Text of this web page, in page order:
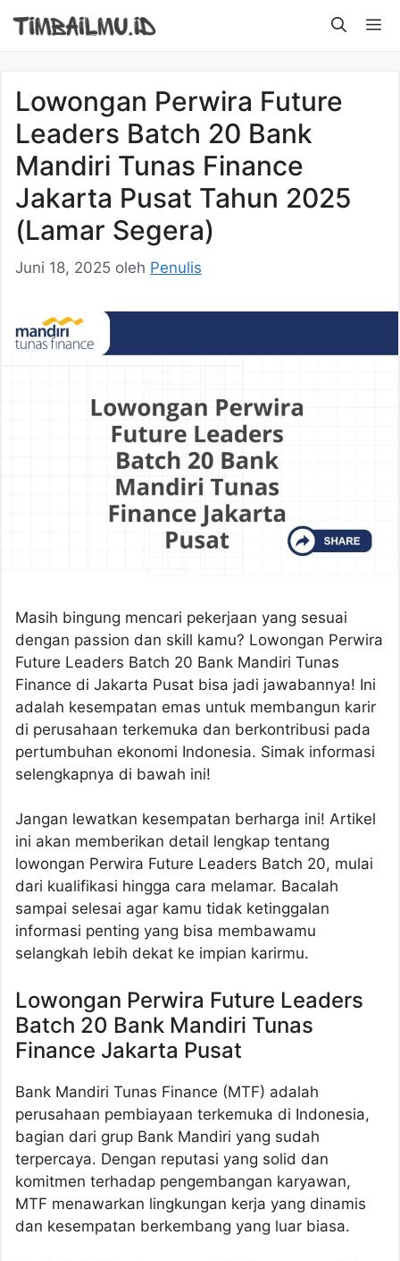
Lowongan Perwira Future
Leaders Batch 20 Bank
Mandiri Tunas Finance
Jakarta Pusat Tahun 2025
(Lamar Segera)
Juni 18, 2025 oleh Penulis
Masih bingung mencari pekerjaan yang sesuai
dengan passion dan skill kamu? Lowongan Perwira
Future Leaders Batch 20 Bank Mandiri Tunas
Finance di Jakarta Pusat bisa jadi jawabannya! Ini
adalah kesempatan emas untuk membangun karir
di perusahaan terkemuka dan berkontribusi pada
pertumbuhan ekonomi Indonesia. Simak informasi
selengkapnya di bawah ini!
Jangan lewatkan kesempatan berharga ini! Artikel
ini akan memberikan detail lengkap tentang
lowongan Perwira Future Leaders Batch 20, mulai
dari kualifikasi hingga cara melamar. Bacalah
sampai selesai agar kamu tidak ketinggalan
informasi penting yang bisa membawamu
selangkah lebih dekat ke impian karirmu.
Lowongan Perwira Future Leaders
Batch 20 Bank Mandiri Tunas
Finance Jakarta Pusat
Bank Mandiri Tunas Finance (MTF) adalah
perusahaan pembiayaan terkemuka di Indonesia,
bagian dari grup Bank Mandiri yang sudah
terpercaya. Dengan reputasi yang solid dan
komitmen terhadap pengembangan karyawan,
MTF menawarkan lingkungan kerja yang dinamis
dan kesempatan berkembang yang luar biasa.